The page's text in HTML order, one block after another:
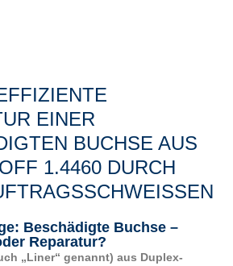
EINER
BUCHSE AUS
1.4460 DURCH
Beschädigte Buchse –
Reparatur?
„Liner“ genannt) aus Duplex-